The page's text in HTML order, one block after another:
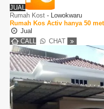
JUAL
Rumah Kost -
Lowokwaru
Rumah Kos Activ hanya 50
Jual
CALL
CHAT